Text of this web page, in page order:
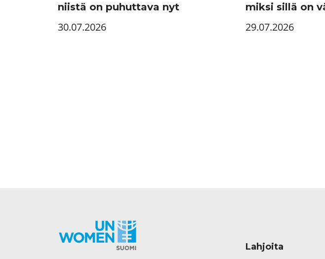
niistä on puhuttava nyt
30.07.2026
miksi sillä on
29.07.2026
Lahjoita